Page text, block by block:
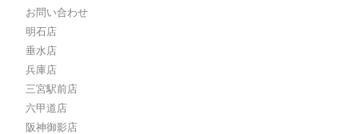
お問い合わせ
明石店
垂水店
兵庫店
三宮駅前店
六甲道店
阪神御影店